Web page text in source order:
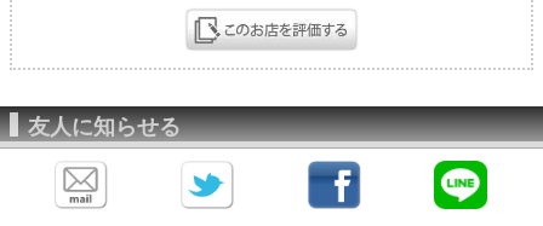
友人に知らせる